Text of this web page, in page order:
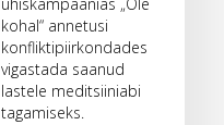
ühiskampaanias „Ole
kohal“ annetusi
konfliktipiirkondades
vigastada saanud
lastele meditsiiniabi
tagamiseks.